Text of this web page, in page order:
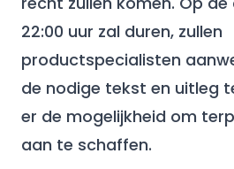
22:00 uur zal duren, zullen
productspecialisten
de nodige tekst en uitleg
er de mogelijkheid om
aan te schaffen.